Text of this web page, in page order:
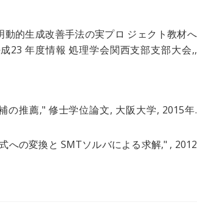
的生成改善手法の実プロ ジェクト教材へ
23 年度情報 処理学会関西支部支部大会,,
の推薦," 修士学位論文, 大阪大学, 2015年.
への変換と SMTソルバによる求解," , 2012